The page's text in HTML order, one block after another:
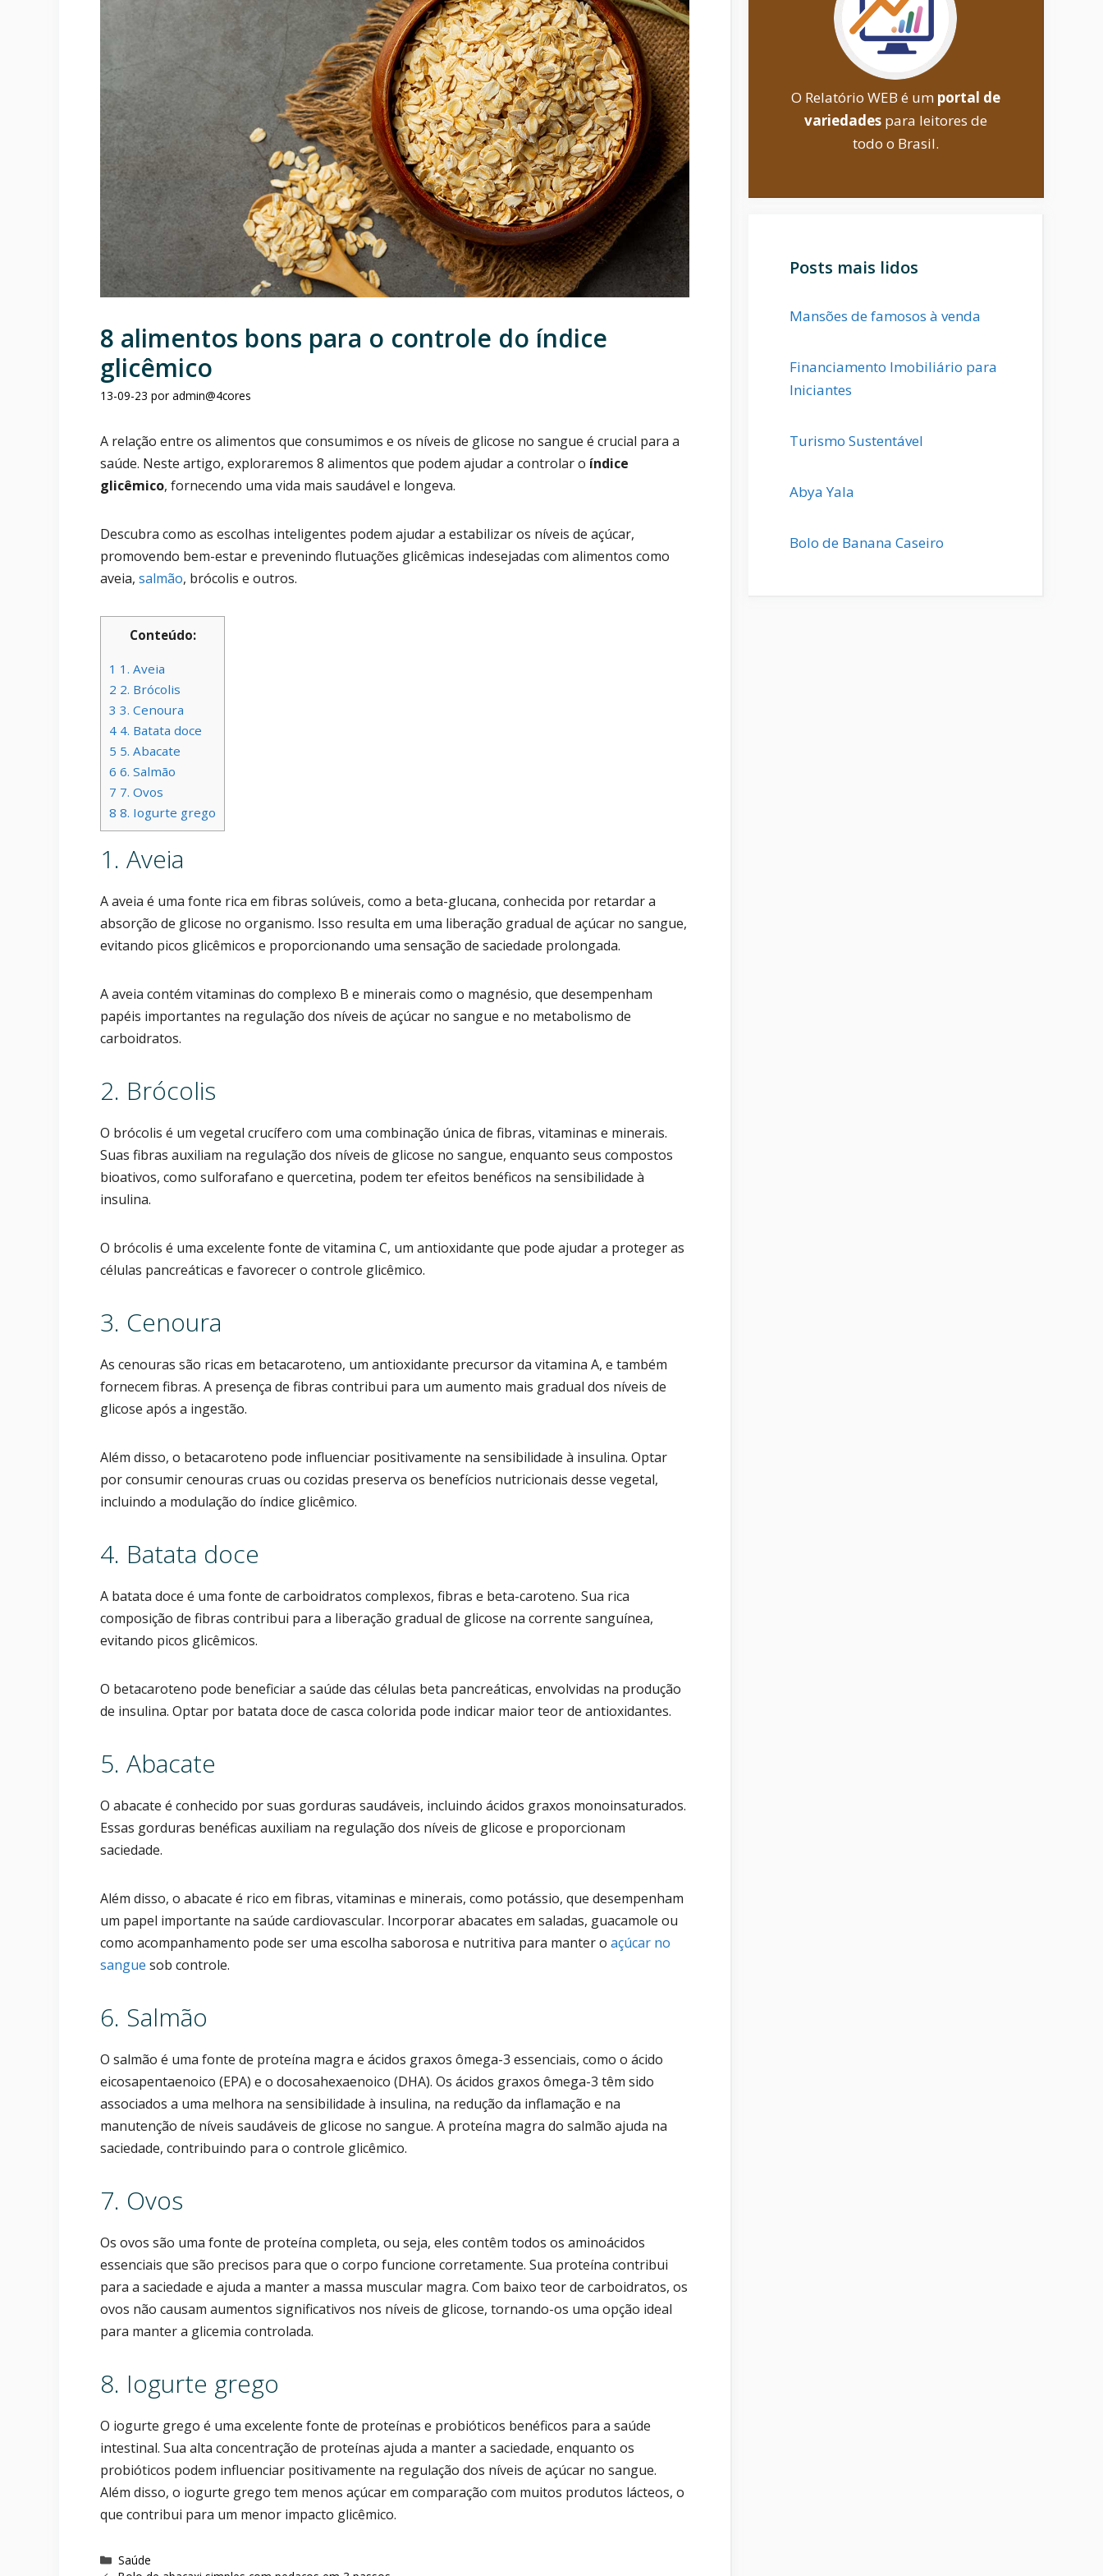
8 alimentos bons para o controle do índice
glicêmico
13-09-23 por admin@4cores
A relação entre os alimentos que consumimos e os níveis de glicose no sangue é crucial para a
saúde. Neste artigo, exploraremos 8 alimentos que podem ajudar a controlar o índice
glicêmico, fornecendo uma vida mais saudável e longeva.
Descubra como as escolhas inteligentes podem ajudar a estabilizar os níveis de açúcar,
promovendo bem-estar e prevenindo flutuações glicêmicas indesejadas com alimentos como
aveia, salmão, brócolis e outros.
Conteúdo:
1 1. Aveia
2 2. Brócolis
3 3. Cenoura
4 4. Batata doce
5 5. Abacate
6 6. Salmão
7 7. Ovos
8 8. Iogurte grego
1. Aveia
A aveia é uma fonte rica em fibras solúveis, como a beta-glucana, conhecida por retardar a
absorção de glicose no organismo. Isso resulta em uma liberação gradual de açúcar no sangue,
evitando picos glicêmicos e proporcionando uma sensação de saciedade prolongada.
A aveia contém vitaminas do complexo B e minerais como o magnésio, que desempenham
papéis importantes na regulação dos níveis de açúcar no sangue e no metabolismo de
carboidratos.
2. Brócolis
O brócolis é um vegetal crucífero com uma combinação única de fibras, vitaminas e minerais.
Suas fibras auxiliam na regulação dos níveis de glicose no sangue, enquanto seus compostos
bioativos, como sulforafano e quercetina, podem ter efeitos benéficos na sensibilidade à
insulina.
O brócolis é uma excelente fonte de vitamina C, um antioxidante que pode ajudar a proteger as
células pancreáticas e favorecer o controle glicêmico.
3. Cenoura
As cenouras são ricas em betacaroteno, um antioxidante precursor da vitamina A, e também
fornecem fibras. A presença de fibras contribui para um aumento mais gradual dos níveis de
glicose após a ingestão.
Além disso, o betacaroteno pode influenciar positivamente na sensibilidade à insulina. Optar
por consumir cenouras cruas ou cozidas preserva os benefícios nutricionais desse vegetal,
incluindo a modulação do índice glicêmico.
4. Batata doce
A batata doce é uma fonte de carboidratos complexos, fibras e beta-caroteno. Sua rica
composição de fibras contribui para a liberação gradual de glicose na corrente sanguínea,
evitando picos glicêmicos.
O betacaroteno pode beneficiar a saúde das células beta pancreáticas, envolvidas na produção
de insulina. Optar por batata doce de casca colorida pode indicar maior teor de antioxidantes.
5. Abacate
O abacate é conhecido por suas gorduras saudáveis, incluindo ácidos graxos monoinsaturados.
Essas gorduras benéficas auxiliam na regulação dos níveis de glicose e proporcionam
saciedade.
Além disso, o abacate é rico em fibras, vitaminas e minerais, como potássio, que desempenham
um papel importante na saúde cardiovascular. Incorporar abacates em saladas, guacamole ou
como acompanhamento pode ser uma escolha saborosa e nutritiva para manter o açúcar no
sangue sob controle.
6. Salmão
O salmão é uma fonte de proteína magra e ácidos graxos ômega-3 essenciais, como o ácido
eicosapentaenoico (EPA) e o docosahexaenoico (DHA). Os ácidos graxos ômega-3 têm sido
associados a uma melhora na sensibilidade à insulina, na redução da inflamação e na
manutenção de níveis saudáveis de glicose no sangue. A proteína magra do salmão ajuda na
saciedade, contribuindo para o controle glicêmico.
7. Ovos
Os ovos são uma fonte de proteína completa, ou seja, eles contêm todos os aminoácidos
essenciais que são precisos para que o corpo funcione corretamente. Sua proteína contribui
para a saciedade e ajuda a manter a massa muscular magra. Com baixo teor de carboidratos, os
ovos não causam aumentos significativos nos níveis de glicose, tornando-os uma opção ideal
para manter a glicemia controlada.
8. Iogurte grego
O iogurte grego é uma excelente fonte de proteínas e probióticos benéficos para a saúde
intestinal. Sua alta concentração de proteínas ajuda a manter a saciedade, enquanto os
probióticos podem influenciar positivamente na regulação dos níveis de açúcar no sangue.
Além disso, o iogurte grego tem menos açúcar em comparação com muitos produtos lácteos, o
que contribui para um menor impacto glicêmico.
Categorias
Saúde
O Relatório WEB é um portal de
variedadespara leitores de
todo o Brasil.
Posts mais lidos
Mansões de famosos à venda
Financiamento Imobiliário para
Iniciantes
Turismo Sustentável
Abya Yala
Bolo de Banana Caseiro